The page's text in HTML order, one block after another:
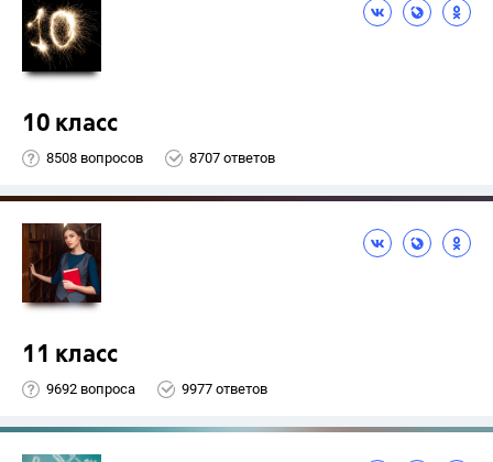
10 класс
8508 вопросов 8707 ответов
11 класс
9692 вопроса 9977 ответов